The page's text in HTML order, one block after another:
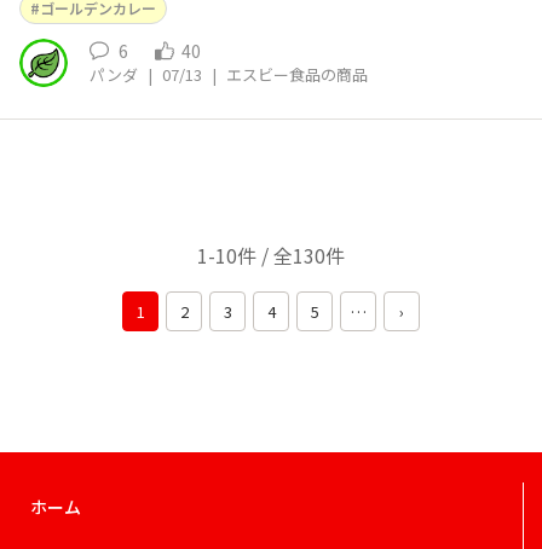
ートで応募しました。皆さんはもう応募されました？
ゴールデンカレー
6 40
パンダ | 07/13 | エスビー食品の商品
1-10件 / 全130件
1 2 3 4 5 … ›
ホーム